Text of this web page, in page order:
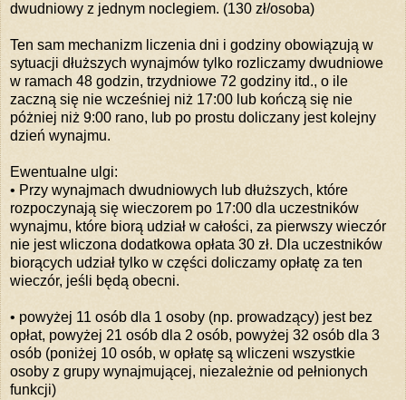
dwudniowy z jednym noclegiem. (130 zł/osoba)
Ten sam mechanizm liczenia dni i godziny obowiązują w
sytuacji dłuższych wynajmów tylko rozliczamy dwudniowe
w ramach 48 godzin, trzydniowe 72 godziny itd., o ile
zaczną się nie wcześniej niż 17:00 lub kończą się nie
póżniej niż 9:00 rano, lub po prostu doliczany jest kolejny
dzień wynajmu.
Ewentualne ulgi:
• Przy wynajmach dwudniowych lub dłuższych, które
rozpoczynają się wieczorem po 17:00 dla uczestników
wynajmu, które biorą udział w całości, za pierwszy wieczór
nie jest wliczona dodatkowa opłata 30 zł. Dla uczestników
biorących udział tylko w części doliczamy opłatę za ten
wieczór, jeśli będą obecni.
• powyżej 11 osób dla 1 osoby (np. prowadzący) jest bez
opłat, powyżej 21 osób dla 2 osób, powyżej 32 osób dla 3
osób (poniżej 10 osób, w opłatę są wliczeni wszystkie
osoby z grupy wynajmującej, niezależnie od pełnionych
funkcji)